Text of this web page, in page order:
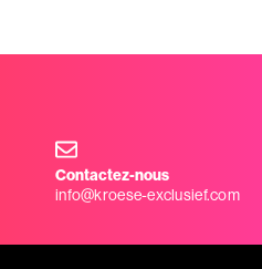
Contactez-nous
info@kroese-exclusief.com